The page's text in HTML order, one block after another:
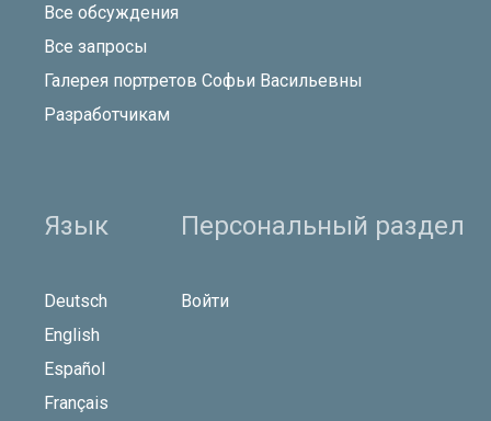
Все обсуждения
Все запросы
Галерея портретов Софьи Васильевны
Разработчикам
Язык
Deutsch
English
Español
Français
Персональный раздел
Войти